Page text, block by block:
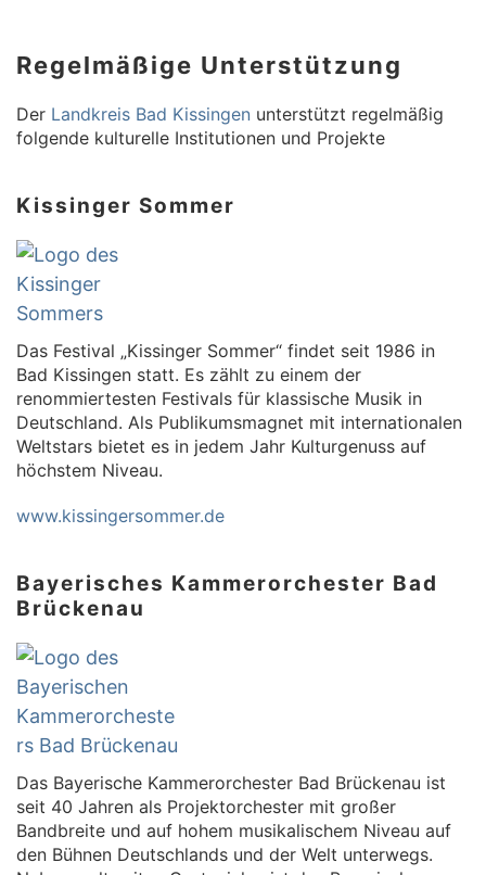
Regelmäßige Unterstützung
Der Landkreis Bad Kissingen unterstützt regelmäßig
folgende kulturelle Institutionen und Projekte
Kissinger Sommer
Das Festival „Kissinger Sommer“ findet seit 1986 in
Bad Kissingen statt. Es zählt zu einem der
renommiertesten Festivals für klassische Musik in
Deutschland. Als Publikumsmagnet mit internationalen
Weltstars bietet es in jedem Jahr Kulturgenuss auf
höchstem Niveau.
www.kissingersommer.de
Bayerisches Kammerorchester Bad
Brückenau
Das Bayerische Kammerorchester Bad Brückenau ist
seit 40 Jahren als Projektorchester mit großer
Bandbreite und auf hohem musikalischem Niveau auf
den Bühnen Deutschlands und der Welt unterwegs.